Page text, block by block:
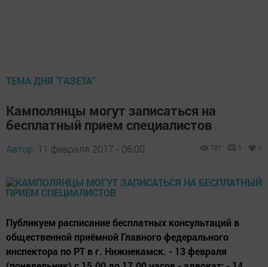
ТЕМА ДНЯ "ГАЗЕТА"
Камполянцы могут записаться на
бесплатный прием специалистов
Автор, 11 февраля 2017 - 06:00 797 0 0
Публикуем расписание бесплатных консультаций в
общественной приёмной Главного федерального
инспектора по РТ в г. Нижнекамск. - 13 февраля